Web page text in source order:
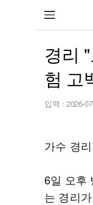
경리
험 고
입력 : 2026-
가수 경
6일 오후
는 경리